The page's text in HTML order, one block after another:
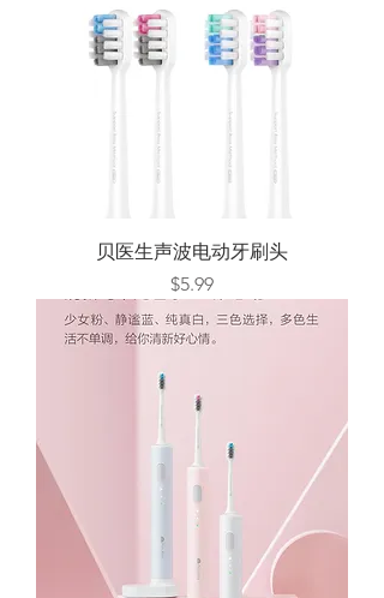
贝医生声波电动牙刷头
Price
$5.99